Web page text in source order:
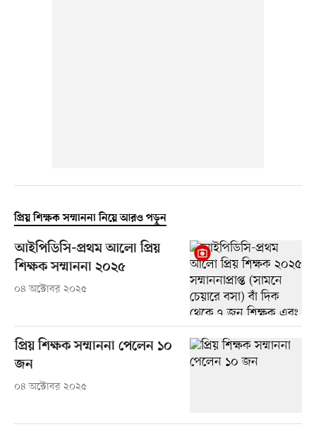
প্রিয় শিক্ষক সম্মাননা নিয়ে আরও পড়ুন
আইপিডিসি-প্রথম আলো প্রিয়
শিক্ষক সম্মাননা ২০২৫
০৪ অক্টোবর ২০২৫
প্রিয় শিক্ষক সম্মাননা পেলেন ১০
জন
০৪ অক্টোবর ২০২৫